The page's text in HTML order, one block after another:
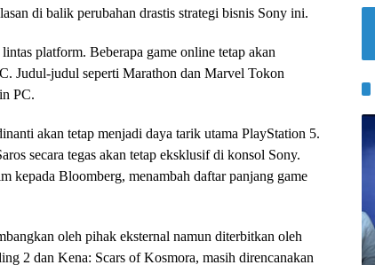
di balik perubahan drastis strategi bisnis Sony ini.
platform. Beberapa game online tetap akan
Judul-judul seperti Marathon dan Marvel Tokon
PC.
akan tetap menjadi daya tarik utama PlayStation 5.
secara tegas akan tetap eksklusif di konsol Sony.
kepada Bloomberg, menambah daftar panjang game
oleh pihak eksternal namun diterbitkan oleh
2 dan Kena: Scars of Kosmora, masih direncanakan